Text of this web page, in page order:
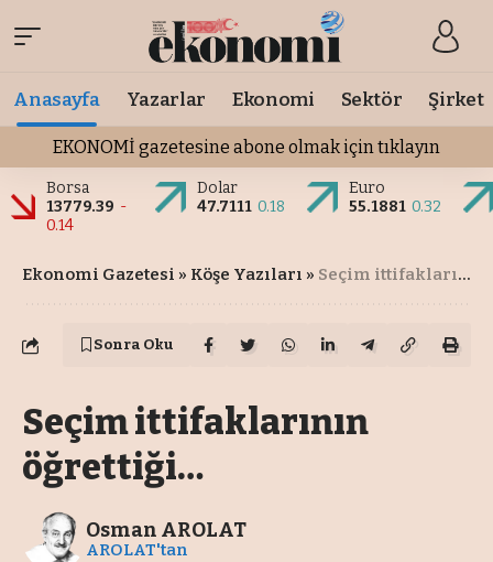
Anasayfa Yazarlar Ekonomi Sektör Şirket
EKONOMİ gazetesine abone olmak için tıklayın
Borsa
13779.39 -
0.14
Dolar
47.7111 0.18
Euro
55.1881 0.32
Ekonomi Gazetesi » Köşe Yazıları » Seçim ittifaklarının öğrettiği…
Sonra Oku
Seçim ittifaklarının
öğrettiği…
Osman AROLAT
AROLAT'tan